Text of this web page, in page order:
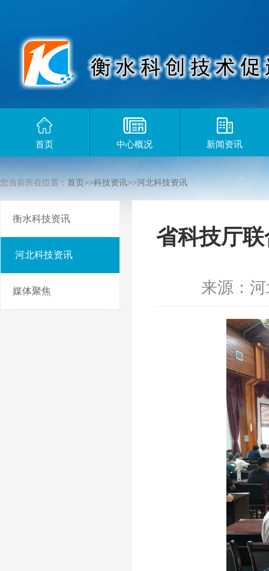
首页 中心概况 新闻资讯
您当前所在位置： 首页>>科技资讯>>河北科技资讯
衡水科技资讯
河北科技资讯
媒体聚焦
省科技厅
来源：